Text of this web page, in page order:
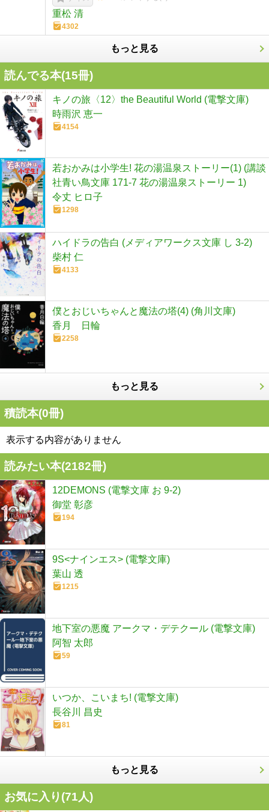
重松 清
4302
もっと見る
読んでる本(15冊)
キノの旅〈12〉the Beautiful World (電撃文庫)
時雨沢 恵一
4154
若おかみは小学生! 花の湯温泉ストーリー(1) (講談
社青い鳥文庫 171-7 花の湯温泉ストーリー 1)
令丈 ヒロ子
1298
ハイドラの告白 (メディアワークス文庫 し 3-2)
柴村 仁
4133
僕とおじいちゃんと魔法の塔(4) (角川文庫)
香月 日輪
2258
もっと見る
積読本(0冊)
表示する内容がありません
読みたい本(2182冊)
12DEMONS (電撃文庫 お 9-2)
御堂 彰彦
194
9S<ナインエス> (電撃文庫)
葉山 透
1215
地下室の悪魔 アークマ・デテクール (電撃文庫)
阿智 太郎
59
いつか、こいまち! (電撃文庫)
長谷川 昌史
81
もっと見る
お気に入り(71人)